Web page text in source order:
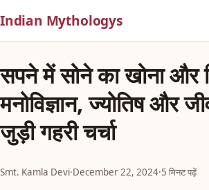
Indian Mythologys
सपने में सोने का खोना और
मनोविज्ञान, ज्योतिष और
जुड़ी गहरी चर्चा
Smt. Kamla Devi·December 22, 2024·5 मिनट पढ़ें